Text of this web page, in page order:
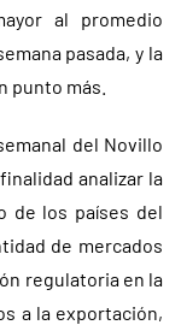
al promedio
pasada, y la
punto más.
del Novillo
analizar la
de los países del
de mercados
regulatoria en la
a la exportación,